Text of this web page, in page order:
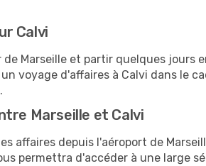
Calvi
de Marseille et partir quelques
voyage d'affaires à Calvi dans le
Marseille et Calvi
affaires depuis l'aéroport de
permettra d'accéder à une large